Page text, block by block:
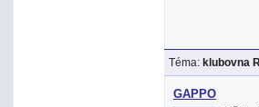
Téma: klubovna
GAPPO